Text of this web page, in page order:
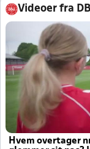
Videoer fra
Hvem overtager